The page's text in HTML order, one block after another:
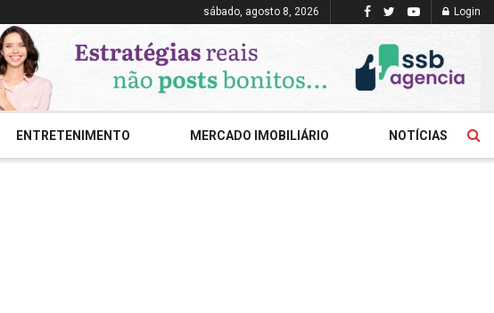
sábado, agosto 8, 2026 Login
ENTRETENIMENTO MERCADO IMOBILIÁRIO NOTÍCIAS